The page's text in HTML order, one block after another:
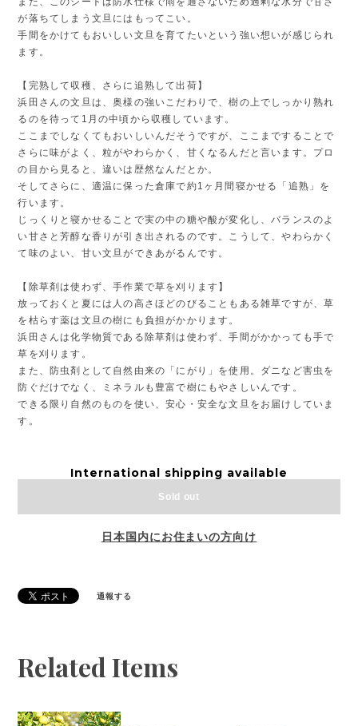
が落ちてしまう文旦にはもってこい。
手間をかけてもおいしい文旦を育てたいという強い想いが感じられ
ます。
【完熟して収穫、さらに追熟して出荷】
浜田さんの文旦は、奥様の強いこだわりで、樹の上でしっかり熟れ
るのを待って1月の中頃から収穫しています。
ここまでしなくてもおいしいんだそうですが、ここまですることで
さらに味がよく、粒がやわらかく、甘くなるんだと言います。プロ
の目から見ると、違いは歴然なんだとか。
そしてさらに、適温に保った倉庫で約1ヶ月間寝かせる「追熟」を
行います。
じっくりと寝かせることで実の中の糖や酸が変化し、バランスのよ
い甘さと芳醇な香りが引き出されるのです。こうして、やわらかく
て味のよい、甘い文旦ができあがるんです。
【除草剤は使わず、手作業で草を刈ります】
放っておくと夏には人の高さほどのびることもある雑草ですが、草
を枯らす薬は文旦の樹にも負担がかかります。
浜田さんは化学物質である除草剤は使わず、手間がかかっても手で
草を刈ります。
また、防虫剤として自然由来の「にがり」を使用。ダニなど害虫を
防ぐだけでなく、ミネラルも豊富で樹にもやさしいんです。
できる限り自然のものを使い、安心・安全な文旦をお届けしていま
す。
International shipping available
Sold out
日本国内にお住まいの方向け
通報する
Related Items